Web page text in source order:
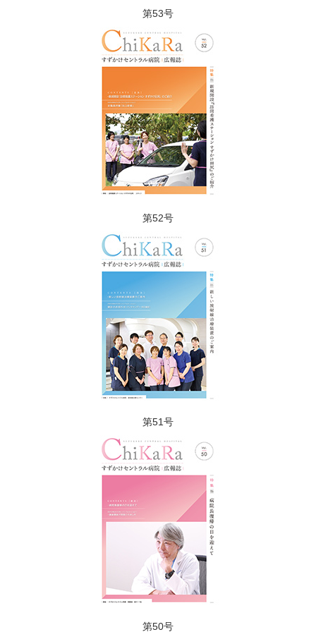
第53号
第52号
第51号
第50号